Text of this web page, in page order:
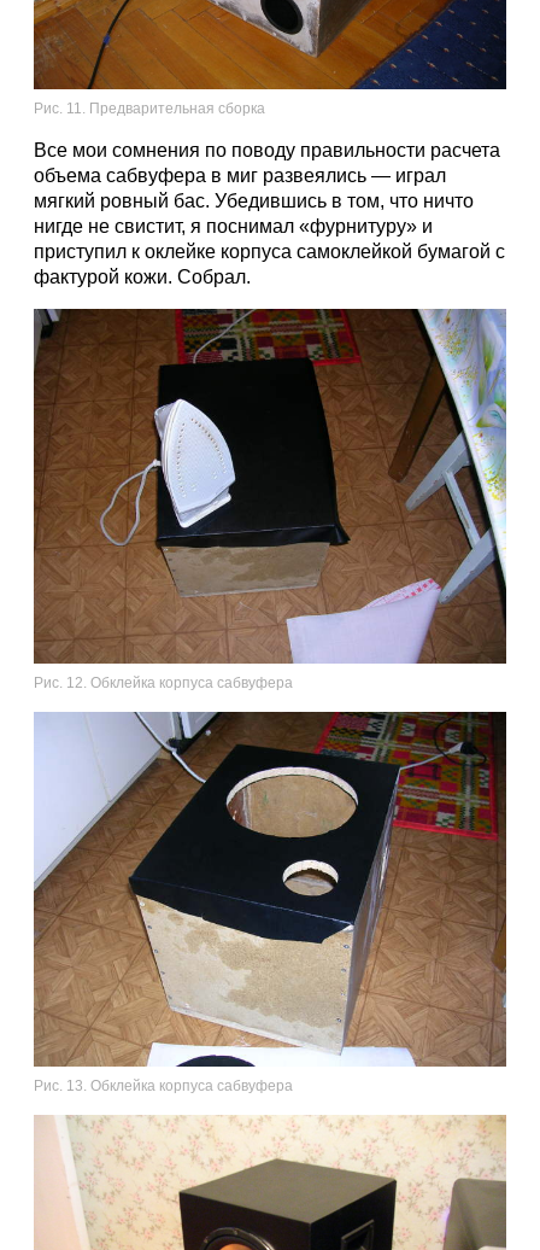
Рис. 11. Предварительная сборка
Все мои сомнения по поводу правильности расчета
объема сабвуфера в миг развеялись — играл
мягкий ровный бас. Убедившись в том, что ничто
нигде не свистит, я поснимал «фурнитуру» и
приступил к оклейке корпуса самоклейкой бумагой с
фактурой кожи. Собрал.
Рис. 12. Обклейка корпуса сабвуфера
Рис. 13. Обклейка корпуса сабвуфера